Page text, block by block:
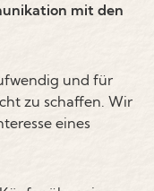
mit den
und für
zu schaffen. Wir
eines